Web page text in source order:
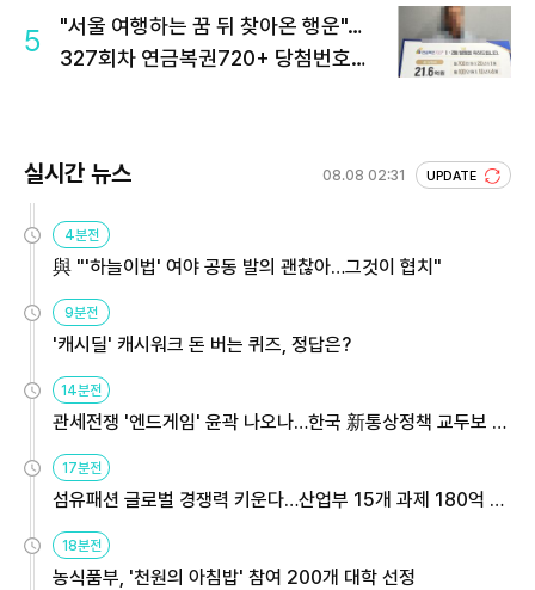
5
"서울 여행하는 꿈 뒤 찾아온 행운"…
327회차 연금복권720+ 당첨번호조
실시간 뉴스 08.08 02:31 UPDATE
4분전
與 "'하늘이법' 여야 공동 발의 괜찮아…그것이 협치"
9분전
'캐시딜' 캐시워크 돈 버는 퀴즈, 정답은?
14분전
관세전쟁 '엔드게임' 윤곽 나오나…한국 新통상정책 교두보 활
용해야
17분전
섬유패션 글로벌 경쟁력 키운다…산업부 15개 과제 180억 지
원
18분전
농식품부, '천원의 아침밥' 참여 200개 대학 선정